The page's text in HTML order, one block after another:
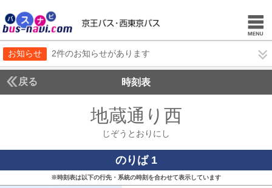
お知らせ 2件のお知らせがあります
戻る 時刻表
地蔵通り西
じぞうとおりにし
のりば 1
※時刻表は以下の行先・系統の時刻を合わせて表示しています